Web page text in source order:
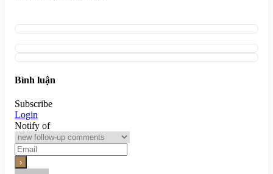
Bình luận
Subscribe
Login
Notify of